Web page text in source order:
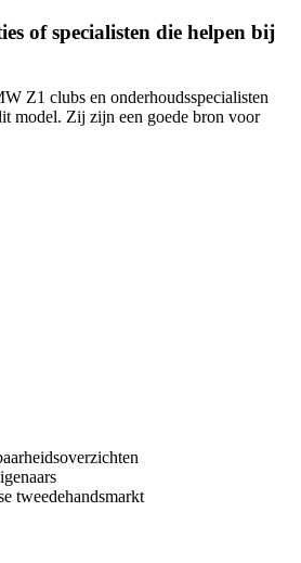
of specialisten die helpen bij
Z1 clubs en onderhoudsspecialisten
model. Zij zijn een goede bron voor
tweedehandsmarkt